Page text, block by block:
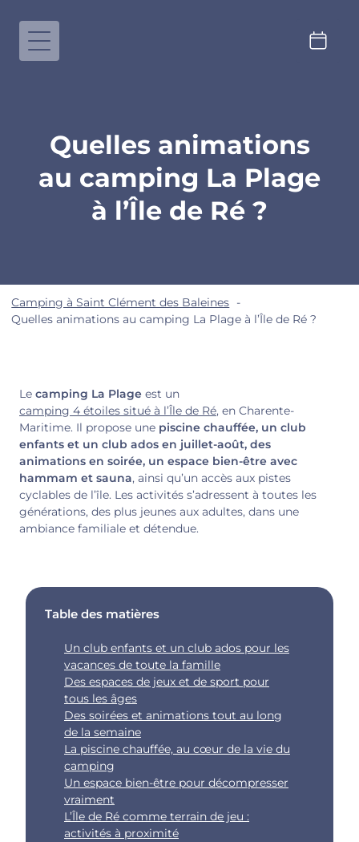
Quelles animations
au camping La Plage
à l’Île de Ré ?
Camping à Saint Clément des Baleines
Quelles animations au camping La Plage à l’Île de Ré ?
Le camping La Plage est un
camping 4 étoiles situé à l’Île de Ré, en Charente-
Maritime. Il propose une piscine chauffée, un club
enfants et un club ados en juillet-août, des
animations en soirée, un espace bien-être avec
hammam et sauna, ainsi qu’un accès aux pistes
cyclables de l’île. Les activités s’adressent à toutes les
générations, des plus jeunes aux adultes, dans une
ambiance familiale et détendue.
Table des matières
Un club enfants et un club ados pour les
vacances de toute la famille
Des espaces de jeux et de sport pour
tous les âges
Des soirées et animations tout au long
de la semaine
La piscine chauffée, au cœur de la vie du
camping
Un espace bien-être pour décompresser
vraiment
L’Île de Ré comme terrain de jeu :
activités à proximité